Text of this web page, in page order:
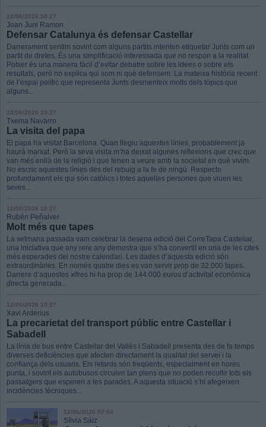
12/06/2026 10:27
Joan Juni Ramon
Defensar Catalunya és defensar Castellar
Darrerament sentim sovint com alguns partits intenten etiquetar Junts com un
partit de dretes. És una simplificació interessada que no respon a la realitat.
Potser és una manera fàcil d’evitar debatre sobre les idees o sobre els
resultats, però no explica qui som ni què defensem. La mateixa història recent
de l’espai polític que representa Junts desmenteix molts dels tòpics que
alguns...
12/06/2026 10:27
Txema Navarro
La visita del papa
El papa ha visitat Barcelona. Quan llegiu aquestes línies, probablement ja
haurà marxat. Però la seva visita m’ha deixat algunes reflexions que crec que
van més enllà de la religió i que tenen a veure amb la societat en què vivim.
No escric aquestes línies des del rebuig a la fe de ningú. Respecto
profundament els qui són catòlics i totes aquelles persones que viuen les
seves...
12/06/2026 10:27
Rubén Peñalver
Molt més que tapes
La setmana passada vam celebrar la desena edició del CorreTapa Castellar,
una iniciativa que any rere any demostra que s’ha convertit en una de les cites
més esperades del nostre calendari. Les dades d’aquesta edició són
extraordinàries. En només quatre dies es van servir prop de 32.000 tapes.
Darrere d’aquestes xifres hi ha prop de 144.000 euros d’activitat econòmica
directa generada...
12/06/2026 10:27
Xavi Arderius
La precarietat del transport públic entre Castellar i
Sabadell
La línia de bus entre Castellar del Vallès i Sabadell presenta des de fa temps
diverses deficiències que afecten directament la qualitat del servei i la
confiança dels usuaris. Els retards són freqüents, especialment en hores
punta, i sovint els autobusos circulen tan plens que no poden recollir tots els
passatgers que esperen a les parades. A aquesta situació s’hi afegeixen
incidències tècniques...
12/06/2026 07:04
Sílvia Sáiz